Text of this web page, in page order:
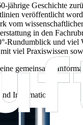
Geschichte
veröffentlicht
vom
in den
Rundumblick und viel
viel Praxiswissen
gemeinsame
Information.